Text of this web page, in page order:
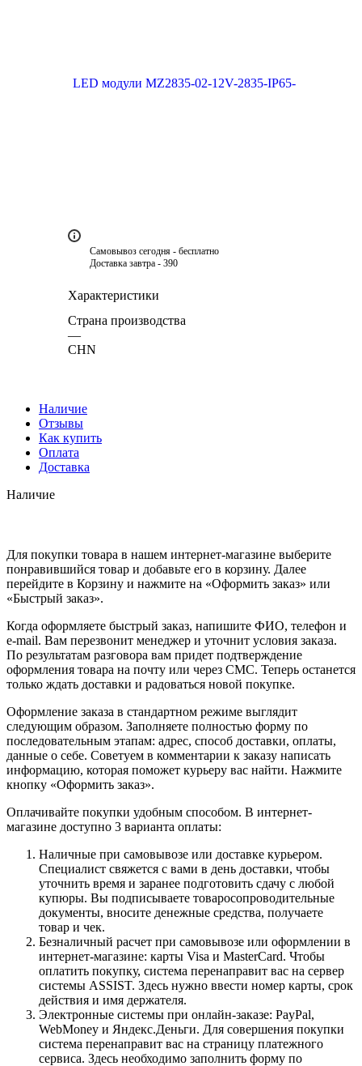
Самовывоз сегодня - бесплатно
Доставка завтра - 390
Характеристики
Страна производства
—
CHN
Наличие
Отзывы
Как купить
Оплата
Доставка
Наличие
Для покупки товара в нашем интернет-магазине выберите
понравившийся товар и добавьте его в корзину. Далее
перейдите в Корзину и нажмите на «Оформить заказ» или
«Быстрый заказ».
Когда оформляете быстрый заказ, напишите ФИО, телефон и
e-mail. Вам перезвонит менеджер и уточнит условия заказа.
По результатам разговора вам придет подтверждение
оформления товара на почту или через СМС. Теперь останется
только ждать доставки и радоваться новой покупке.
Оформление заказа в стандартном режиме выглядит
следующим образом. Заполняете полностью форму по
последовательным этапам: адрес, способ доставки, оплаты,
данные о себе. Советуем в комментарии к заказу написать
информацию, которая поможет курьеру вас найти. Нажмите
кнопку «Оформить заказ».
Оплачивайте покупки удобным способом. В интернет-
магазине доступно 3 варианта оплаты:
Наличные при самовывозе или доставке курьером.
Специалист свяжется с вами в день доставки, чтобы
уточнить время и заранее подготовить сдачу с любой
купюры. Вы подписываете товаросопроводительные
документы, вносите денежные средства, получаете
товар и чек.
Безналичный расчет при самовывозе или оформлении в
интернет-магазине: карты Visa и MasterCard. Чтобы
оплатить покупку, система перенаправит вас на сервер
системы ASSIST. Здесь нужно ввести номер карты, срок
действия и имя держателя.
Электронные системы при онлайн-заказе: PayPal,
WebMoney и Яндекс.Деньги. Для совершения покупки
система перенаправит вас на страницу платежного
сервиса. Здесь необходимо заполнить форму по